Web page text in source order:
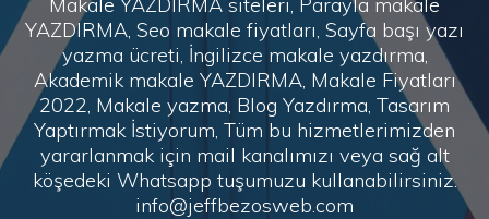
YAZDIRMA, Seo makale fiyatları, Sayfa başı yazı
yazma ücreti, İngilizce makale yazdırma,
Akademik makale YAZDIRMA, Makale Fiyatları
2022, Makale yazma, Blog Yazdırma, Tasarım
Yaptırmak İstiyorum, Tüm bu hizmetlerimizden
yararlanmak için mail kanalımızı veya sağ alt
köşedeki Whatsapp tuşumuzu kullanabilirsiniz.
info@jeffbezosweb.com